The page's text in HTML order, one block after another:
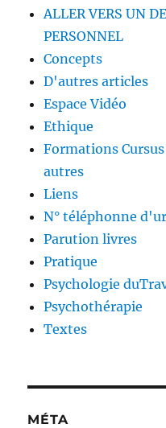
ALLER VERS UN
PERSONNEL
Concepts
D'autres articles
Espace Vidéo
Ethique
Formations
autres
Liens
N° téléphonne
Parution livres
Pratique
Psychologie
Psychothérapie
Textes
MÉTA